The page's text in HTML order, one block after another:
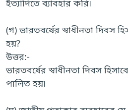
ইত্যাদিতে ব্যাবহার করি৷
(গ) ভারতবর্ষের স্বাধীনতা দিবস
হয়?
উত্তর:-
ভারতবর্ষের স্বাধীনতা দিবস
পালিত হয়৷